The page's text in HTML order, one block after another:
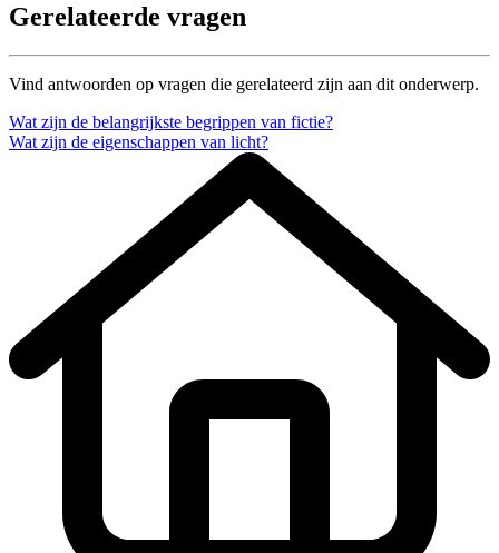
Gerelateerde vragen
Vind antwoorden op vragen die gerelateerd zijn aan dit onderwerp.
Wat zijn de belangrijkste begrippen van fictie?
Wat zijn de eigenschappen van licht?